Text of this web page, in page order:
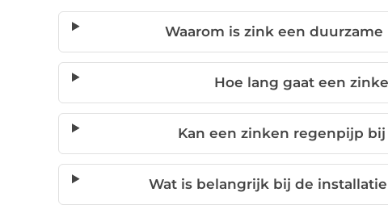
Waarom is zink een
Hoe lang gaat een
Kan een zinken regenpijp
Wat is belangrijk bij de